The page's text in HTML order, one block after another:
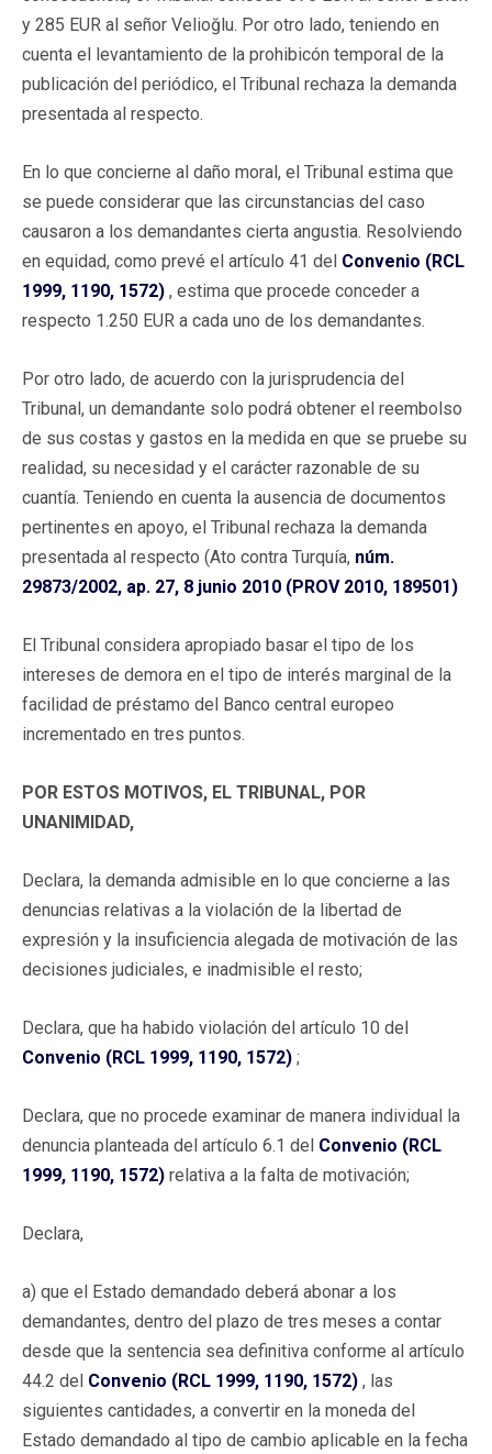
y 285 EUR al señor Velioğlu. Por otro lado, teniendo en
cuenta el levantamiento de la prohibicón temporal de la
publicación del periódico, el Tribunal rechaza la demanda
presentada al respecto.
En lo que concierne al daño moral, el Tribunal estima que
se puede considerar que las circunstancias del caso
causaron a los demandantes cierta angustia. Resolviendo
en equidad, como prevé el artículo 41 del Convenio (RCL
1999, 1190, 1572) , estima que procede conceder a
respecto 1.250 EUR a cada uno de los demandantes.
Por otro lado, de acuerdo con la jurisprudencia del
Tribunal, un demandante solo podrá obtener el reembolso
de sus costas y gastos en la medida en que se pruebe su
realidad, su necesidad y el carácter razonable de su
cuantía. Teniendo en cuenta la ausencia de documentos
pertinentes en apoyo, el Tribunal rechaza la demanda
presentada al respecto (Ato contra Turquía, núm.
29873/2002, ap. 27, 8 junio 2010 (PROV 2010, 189501)
El Tribunal considera apropiado basar el tipo de los
intereses de demora en el tipo de interés marginal de la
facilidad de préstamo del Banco central europeo
incrementado en tres puntos.
POR ESTOS MOTIVOS, EL TRIBUNAL, POR
UNANIMIDAD,
Declara, la demanda admisible en lo que concierne a las
denuncias relativas a la violación de la libertad de
expresión y la insuficiencia alegada de motivación de las
decisiones judiciales, e inadmisible el resto;
Declara, que ha habido violación del artículo 10 del
Convenio (RCL 1999, 1190, 1572) ;
Declara, que no procede examinar de manera individual la
denuncia planteada del artículo 6.1 del Convenio (RCL
1999, 1190, 1572) relativa a la falta de motivación;
Declara,
a) que el Estado demandado deberá abonar a los
demandantes, dentro del plazo de tres meses a contar
desde que la sentencia sea definitiva conforme al artículo
44.2 del Convenio (RCL 1999, 1190, 1572) , las
siguientes cantidades, a convertir en la moneda del
Estado demandado al tipo de cambio aplicable en la fecha